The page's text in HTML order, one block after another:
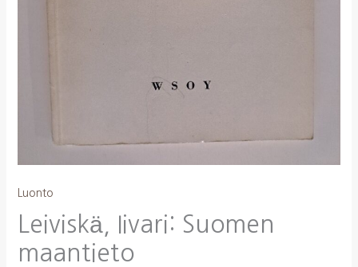
Luonto
Leiviskä, Iivari: Suomen
maantieto